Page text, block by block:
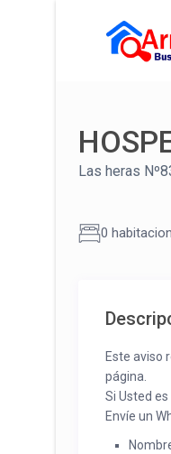
Las heras
0
Este aviso
página.
Si Usted
Envíe un